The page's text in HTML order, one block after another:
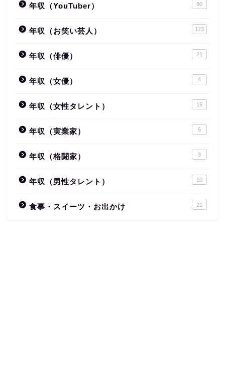
年収（YouTuber） 80
年収（お笑い芸人） 123
年収（俳優） 21
年収（女優） 4
年収（女性タレント） 15
年収（実業家） 5
年収（格闘家） 3
年収（男性タレント） 10
食事・スイーツ・お出かけ 21